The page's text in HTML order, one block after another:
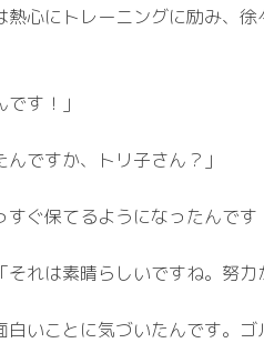
心にトレーニングに励み、
す！」
ですか、トリ子さん？」
すぐ保てるようになったんで
れは素晴らしいですね。努力
白いことに気づいたんです。